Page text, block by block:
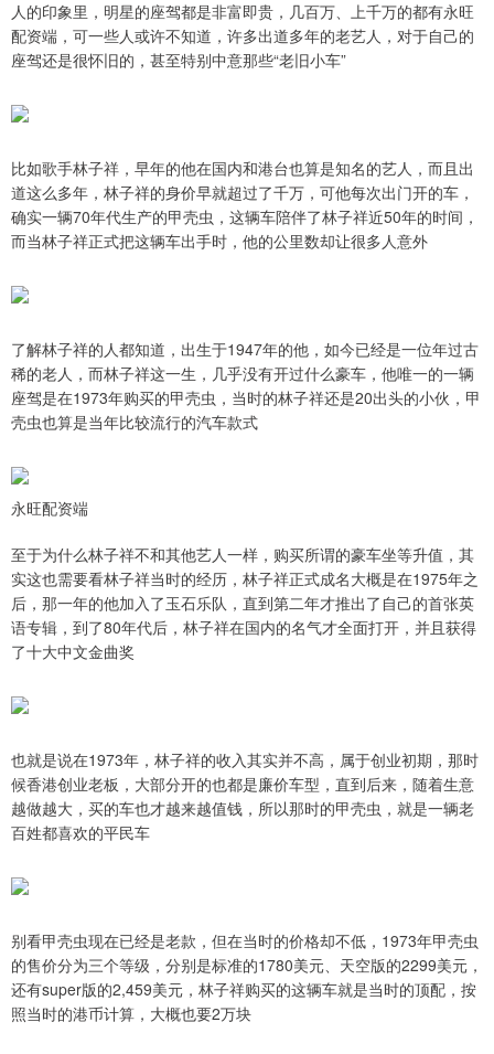
人的印象里，明星的座驾都是非富即贵，几百万、上千万的都有永旺
配资端，可一些人或许不知道，许多出道多年的老艺人，对于自己的
座驾还是很怀旧的，甚至特别中意那些“老旧小车”
比如歌手林子祥，早年的他在国内和港台也算是知名的艺人，而且出
道这么多年，林子祥的身价早就超过了千万，可他每次出门开的车，
确实一辆70年代生产的甲壳虫，这辆车陪伴了林子祥近50年的时间，
而当林子祥正式把这辆车出手时，他的公里数却让很多人意外
了解林子祥的人都知道，出生于1947年的他，如今已经是一位年过古
稀的老人，而林子祥这一生，几乎没有开过什么豪车，他唯一的一辆
座驾是在1973年购买的甲壳虫，当时的林子祥还是20出头的小伙，甲
壳虫也算是当年比较流行的汽车款式
永旺配资端
至于为什么林子祥不和其他艺人一样，购买所谓的豪车坐等升值，其
实这也需要看林子祥当时的经历，林子祥正式成名大概是在1975年之
后，那一年的他加入了玉石乐队，直到第二年才推出了自己的首张英
语专辑，到了80年代后，林子祥在国内的名气才全面打开，并且获得
了十大中文金曲奖
也就是说在1973年，林子祥的收入其实并不高，属于创业初期，那时
候香港创业老板，大部分开的也都是廉价车型，直到后来，随着生意
越做越大，买的车也才越来越值钱，所以那时的甲壳虫，就是一辆老
百姓都喜欢的平民车
别看甲壳虫现在已经是老款，但在当时的价格却不低，1973年甲壳虫
的售价分为三个等级，分别是标准的1780美元、天空版的2299美元，
还有super版的2,459美元，林子祥购买的这辆车就是当时的顶配，按
照当时的港币计算，大概也要2万块